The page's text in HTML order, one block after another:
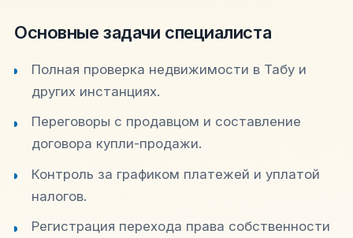
Основные задачи специалиста
Полная проверка недвижимости в Табу и
других инстанциях.
Переговоры с продавцом и составление
договора купли-продажи.
Контроль за графиком платежей и уплатой
налогов.
Регистрация перехода права собственности